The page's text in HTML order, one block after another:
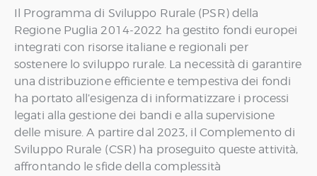
Il Programma di Sviluppo Rurale (PSR) della
Regione Puglia 2014-2022 ha gestito fondi europei
integrati con risorse italiane e regionali per
sostenere lo sviluppo rurale. La necessità di garantire
una distribuzione efficiente e tempestiva dei fondi
ha portato all’esigenza di informatizzare i processi
legati alla gestione dei bandi e alla supervisione
delle misure. A partire dal 2023, il Complemento di
Sviluppo Rurale (CSR) ha proseguito queste attività,
affrontando le sfide della complessità